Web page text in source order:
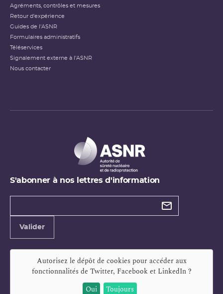
Agréments, contrôles et mesures
Retour d'expérience
Guides de l'ASNR
Formulaires administratifs
Téléservices
Signalement externe à l'ASNR
Nous contacter
S'abonner à nos lettres d'information
Types de
Valider
Autorisez le dépôt de cookies pour accéder aux
fonctionnalités de Twitter, Facebook et LinkedIn?
Oui
Toujours